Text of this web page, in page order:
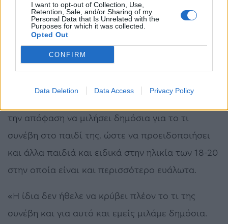
I want to opt-out of Collection, Use,
Retention, Sale, and/or Sharing of my
Personal Data that Is Unrelated with the
Purposes for which it was collected.
Opted Out
CONFIRM
Data Deletion Data Access Privacy Policy
«Αυτό ακριβώς τη βασάνιζε. Και η ίδια έλεγε πως
έχει στοιχειωθεί από το τραύμα και τη σκέψη του
τι είχε γίνει και ότι δεν θα υπάρξει καμία
απόδοση δικαιοσύνης. Ένιωθε πολύ αβοήθητη».
την απόφαση να μιλήσει δημόσια για το τι
συνέβη στο παιδί της, ώστε να προειδοποιήσει
και άλλα παιδιά και ειδικά στην ηλικία των 18-20
στην οποία είναι και περισσότερο ευάλωτα.
«Η ίδια δεν ήθελε να κρύβει πλέον το τι της
συνέβη και για αυτό και εμείς μιλάμε δημόσια.